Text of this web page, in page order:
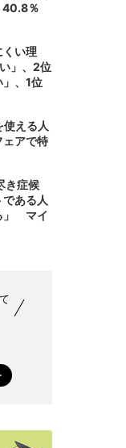
40.8％
くい理
」、2位
」、1位
える人
アで特
き症候
ある人
」 マイ